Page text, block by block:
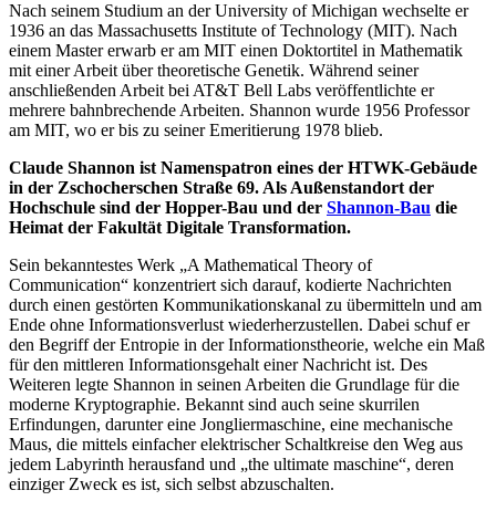
Nach seinem Studium an der University of Michigan wechselte er
1936 an das Massachusetts Institute of Technology (MIT). Nach
einem Master erwarb er am MIT einen Doktortitel in Mathematik
mit einer Arbeit über theoretische Genetik. Während seiner
anschließenden Arbeit bei AT&T Bell Labs veröffentlichte er
mehrere bahnbrechende Arbeiten. Shannon wurde 1956 Professor
am MIT, wo er bis zu seiner Emeritierung 1978 blieb.
Claude Shannon ist Namenspatron eines der HTWK-Gebäude
in der Zschocherschen Straße 69. Als Außenstandort der
Hochschule sind der Hopper-Bau und der Shannon-Bau die
Heimat der Fakultät Digitale Transformation.
Sein bekanntestes Werk „A Mathematical Theory of
Communication“ konzentriert sich darauf, kodierte Nachrichten
durch einen gestörten Kommunikationskanal zu übermitteln und am
Ende ohne Informationsverlust wiederherzustellen. Dabei schuf er
den Begriff der Entropie in der Informationstheorie, welche ein Maß
für den mittleren Informationsgehalt einer Nachricht ist. Des
Weiteren legte Shannon in seinen Arbeiten die Grundlage für die
moderne Kryptographie. Bekannt sind auch seine skurrilen
Erfindungen, darunter eine Jongliermaschine, eine mechanische
Maus, die mittels einfacher elektrischer Schaltkreise den Weg aus
jedem Labyrinth herausfand und „the ultimate maschine“, deren
einziger Zweck es ist, sich selbst abzuschalten.